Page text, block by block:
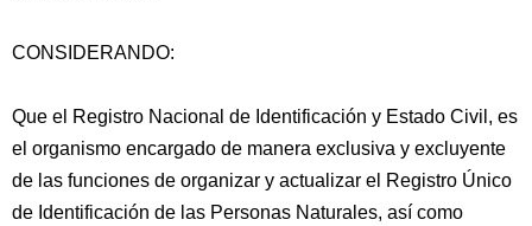
CONSIDERANDO:
Que el Registro Nacional de Identificación y Estado Civil, es
el organismo encargado de manera exclusiva y excluyente
de las funciones de organizar y actualizar el Registro Único
de Identificación de las Personas Naturales, así como